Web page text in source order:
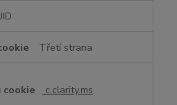
Třetí strana
c.clarity.ms